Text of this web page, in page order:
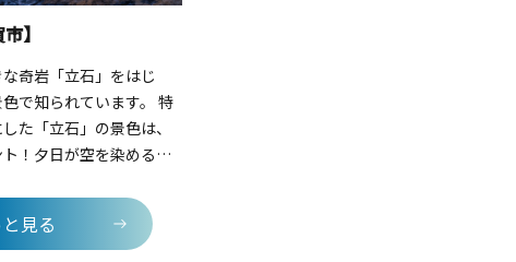
てみませんか。
】
奇岩「立石」をはじ
で知られています。 特
た「立石」の景色は、
！夕日が空を染める時
見る